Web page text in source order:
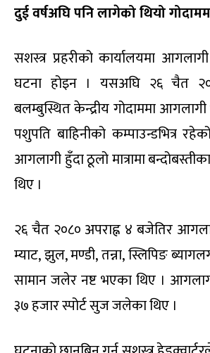
दुई वर्षअघि पनि लागेको थियो
सशस्त्र प्रहरीको कार्यालयमा
घटना होइन । यसअघि २६ चैत
बलम्बुस्थित केन्द्रीय गोदाममा
पशुपति बाहिनीको कम्पाउन्डभित्र
आगलागी हुँदा ठूलो मात्रामा
थिए ।
२६ चैत २०८० अपराह्न ४ बजेतिर
म्याट, झुल, मण्डी, तन्ना, स्लिपिङ
सामान जलेर नष्ट भएका थिए ।
३७ हजार स्पोर्ट सुज जलेका थिए ।